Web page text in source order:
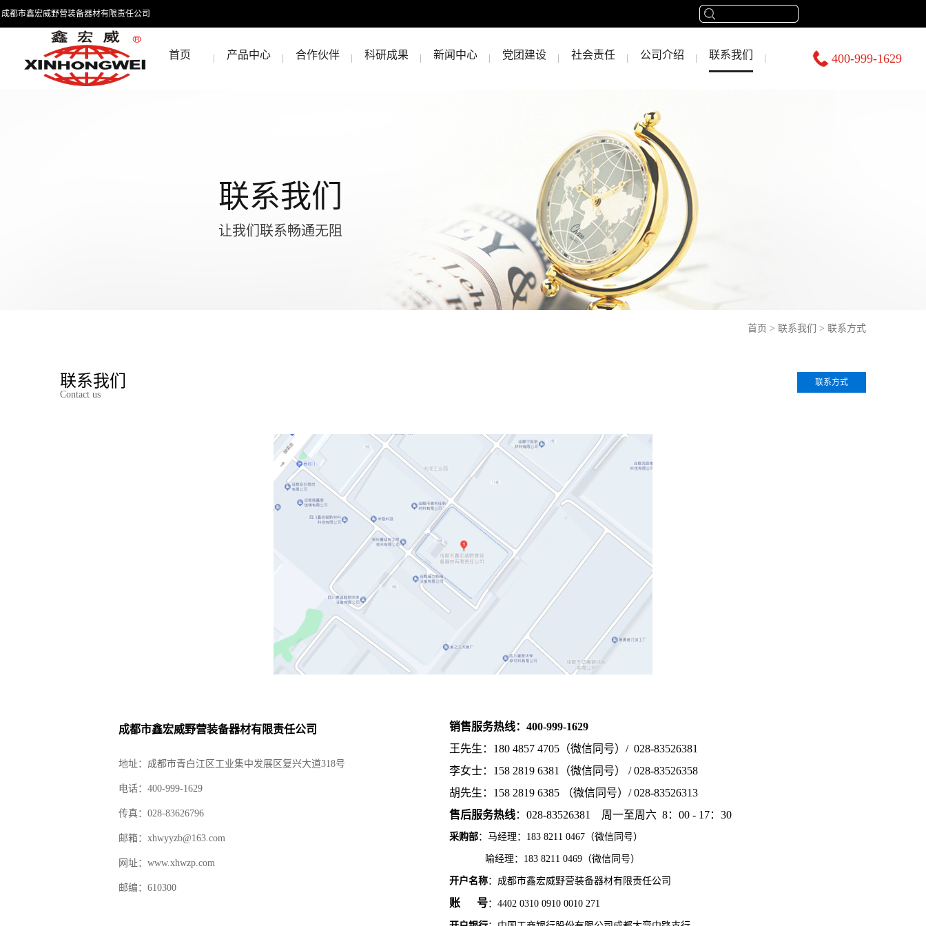
成都市鑫宏威野营装备器材有限责任公司
首页 产品中心 合作伙伴 科研成果 新闻中心 党团建设 社会责任 公司介绍 联系我们 400-999-1629
联系我们
让我们联系畅通无阻
首页 > 联系我们 > 联系方式
联系我们
Contact us
联系方式
销售服务热线：400-999-1629
王先生：180 4857 4705（微信同号）/ 028-83526381
李女士：158 2819 6381（微信同号） / 028-83526358
胡先生：158 2819 6385 （微信同号）/ 028-83526313
售后服务热线：028-83526381 周一至周六 8：00 - 17：30
采购部：马经理：183 8211 0467（微信同号）
喻经理 ： 183 8211 0469 （微信同号）
开户名称：成都市鑫宏威野营装备器材有限责任公司
账 号：4402 0310 0910 0010 271
成都市鑫宏威野营装备器材有限责任公司
地址：成都市青白江区工业集中发展区复兴大道318号
电话：400-999-1629
传真：028-83626796
邮箱：xhwyyzb@163.com
网址：www.xhwzp.com
邮编：610300